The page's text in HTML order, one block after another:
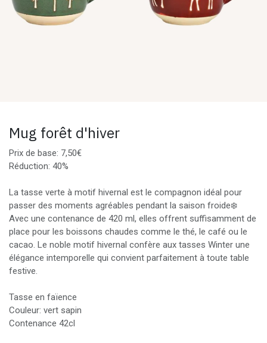
Mug forêt d'hiver
Prix de base: 7,50€
Réduction: 40%
La tasse verte à motif hivernal est le compagnon idéal pour
passer des moments agréables pendant la saison froide❄️
Avec une contenance de 420 ml, elles offrent suffisamment de
place pour les boissons chaudes comme le thé, le café ou le
cacao. Le noble motif hivernal confère aux tasses Winter une
élégance intemporelle qui convient parfaitement à toute table
festive.
Tasse en faïence
Couleur: vert sapin
Contenance 42cl